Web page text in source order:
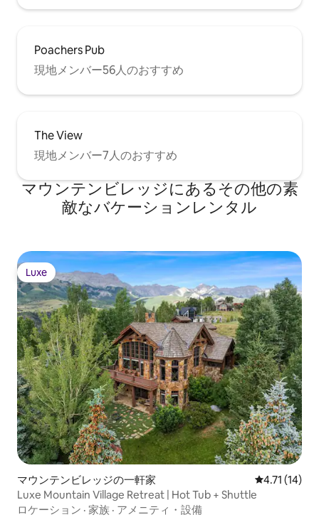
Poachers Pub
現地メンバー56人のおすすめ
The View
現地メンバー7人のおすすめ
マウンテンビレッジにあるその他の素
敵なバケーションレンタル
Luxe
Luxe
マウンテンビレッジの一軒家 レビュー14
4.71 (14)
Luxe Mountain Village Retreat | Hot Tub + Shuttle
ロケーション · 家族 · アメニティ・設備